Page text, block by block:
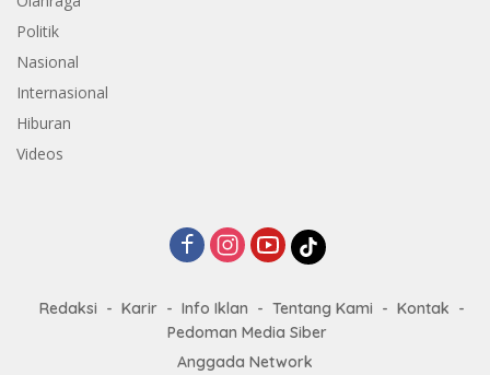
Politik
Nasional
Internasional
Hiburan
Videos
Redaksi Karir Info Iklan Tentang Kami
Kontak
Pedoman Media Siber
Anggada Network